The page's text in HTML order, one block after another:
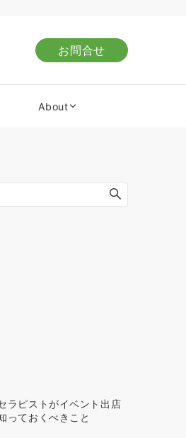
お問合せ
About
ラピストがイベント出店
っておくべきこと